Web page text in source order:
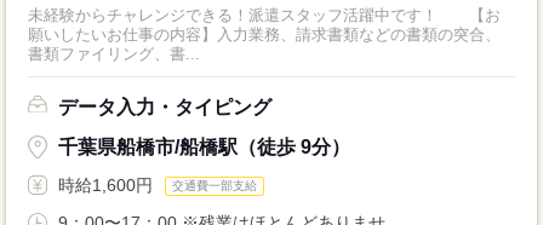
未経験からチャレンジできる！派遣スタッフ活躍中です！ 【お
願いしたいお仕事の内容】入力業務、請求書類などの書類の突合、
書類ファイリング、書...
データ入力・タイピング
千葉県船橋市/船橋駅（徒歩 9分）
時給1,600円 交通費一部支給